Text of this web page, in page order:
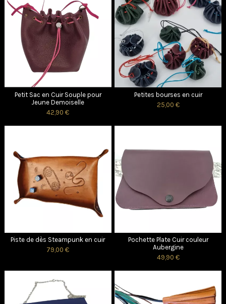
Petit Sac en Cuir Souple pour
Jeune Demoiselle
42,90 €
Petites bourses en cuir
25,00 €
Piste de dès Steampunk en cuir
79,00 €
Pochette Plate Cuir couleur
Aubergine
49,90 €